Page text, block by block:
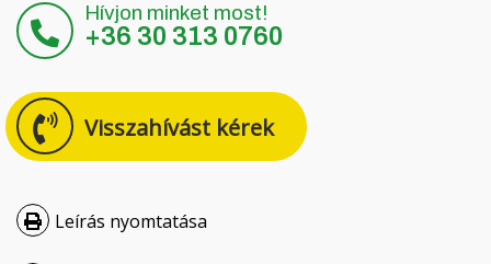
Čeština
Français
Hívjon minket most!
+36 30 313 0760
Visszahívást kérek
Leírás nyomtatása